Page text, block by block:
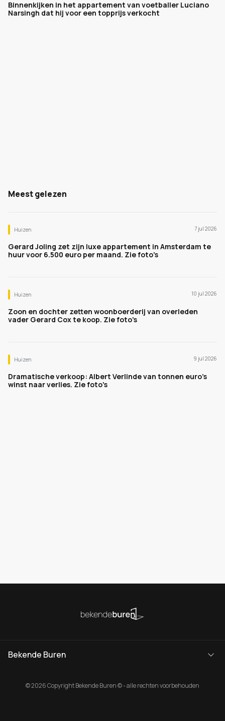
Binnenkijken in het appartement van voetballer Luciano
Narsingh dat hij voor een topprijs verkocht
Meest gelezen
Huizen 7 jul 2026
Gerard Joling zet zijn luxe appartement in Amsterdam te
huur voor 6.500 euro per maand. Zie foto's
Huizen 10 jul 2026
Zoon en dochter zetten woonboerderij van overleden
vader Gerard Cox te koop. Zie foto's
Huizen 9 jul 2026
Dramatische verkoop: Albert Verlinde van tonnen euro's
winst naar verlies. Zie foto's
Bekende Buren
© 2026 Copyright Bekende Buren © - alle rechten voorbehouden